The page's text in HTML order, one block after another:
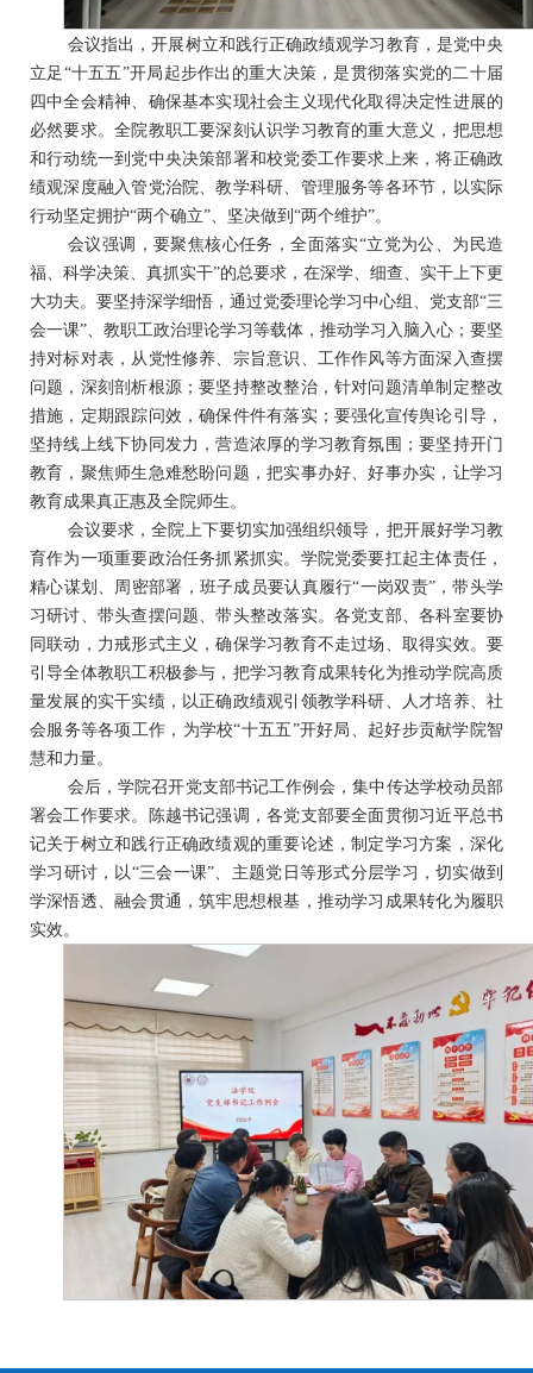
会议指出，开展树立和践行正确政绩观学习教育，是党中央
立足 “十五五”开局起步作出的重大决策，是贯彻落实党的二十届
四中全会精神、确保基本实现社会主义现代化取得决定性进展的
必然要求。全院教职工要深刻认识学习教育的重大意义，把思想
和行动统一到党中央决策部署和校党委工作要求上来，将正确政
绩观深度融入管党治院、教学科研、管理服务等各环节，以实际
行动坚定拥护“两个确立”、坚决做到“两个维护”。
会议强调，要聚焦核心任务，全面落实“立党为公、为民造
福、科学决策、真抓实干”的总要求，在深学、细查、实干上下更
大功夫。要坚持深学细悟，通过党委理论学习中心组、党支部“三
会一课”、教职工政治理论学习等载体，推动学习入脑入心；要坚
持对标对表，从党性修养、宗旨意识、工作作风等方面深入查摆
问题，深刻剖析根源；要坚持整改整治，针对问题清单制定整改
措施，定期跟踪问效，确保件件有落实；要强化宣传舆论引导，
坚持线上线下协同发力，营造浓厚的学习教育氛围；要坚持开门
教育，聚焦师生急难愁盼问题，把实事办好、好事办实，让学习
教育成果真正惠及全院师生。
会议要求，全院上下要切实加强组织领导，把开展好学习教
育作为一项重要政治任务抓紧抓实。学院党委要扛起主体责任，
精心谋划、周密部署，班子成员要认真履行“一岗双责”，带头学
习研讨、带头查摆问题、带头整改落实。各党支部、各科室要协
同联动，力戒形式主义，确保学习教育不走过场、取得实效。要
引导全体教职工积极参与，把学习教育成果转化为推动学院高质
量发展的实干实绩，以正确政绩观引领教学科研、人才培养、社
会服务等各项工作，为学校“十五五”开好局、起好步贡献学院智
慧和力量。
会后，学院召开党支部书记工作例会，集中传达学校动员部
署会工作要求。陈越书记强调，各党支部要全面贯彻习近平总书
记关于树立和践行正确政绩观的重要论述，制定学习方案，深化
学习研讨，以 “三会一课”、主题党日等形式分层学习，切实做到
学深悟透、融会贯通，筑牢思想根基，推动学习成果转化为履职
实效。